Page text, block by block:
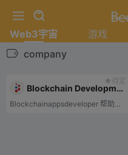
Web3宇宙 游戏
company
待定
Blockchain Development Company
Blockchainappsdeveloper 帮助创建定制的区块链开发